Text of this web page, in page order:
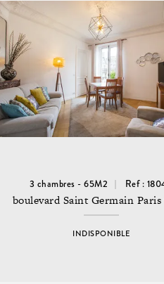
3 chambres - 65M2 Ref :
boulevard Saint Germain Paris
INDISPONIBLE